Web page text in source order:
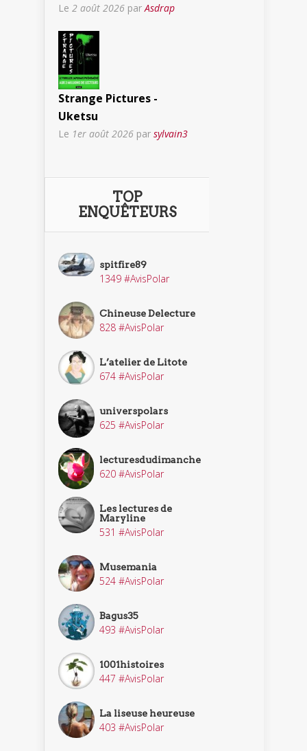
Le 2 août 2026 par Asdrap
Strange Pictures -
Uketsu
Le 1er août 2026 par sylvain3
TOP
ENQUÊTEURS
spitfire89
1349 #AvisPolar
Chineuse Delecture
828 #AvisPolar
L’atelier de Litote
674 #AvisPolar
universpolars
625 #AvisPolar
lecturesdudimanche
620 #AvisPolar
Les lectures de
Maryline
531 #AvisPolar
Musemania
524 #AvisPolar
Bagus35
493 #AvisPolar
1001histoires
447 #AvisPolar
La liseuse heureuse
403 #AvisPolar